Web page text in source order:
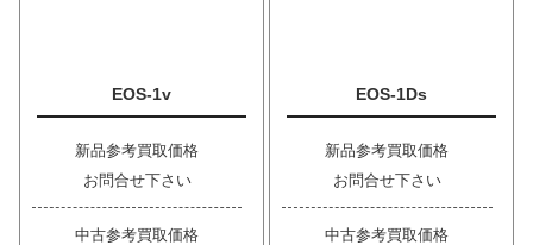
EOS-1v
新品参考買取価格
お問合せ下さい
中古参考買取価格
EOS-1Ds
新品参考買取価格
お問合せ下さい
中古参考買取価格